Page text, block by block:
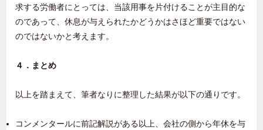
求する労働者にとっては、当該用事を片付けることが主目的な
のであって、休息が与えられたかどうかはさほど重要ではない
のではないかと考えます。
４．まとめ
以上を踏まえて、筆者なりに整理した結果が以下の通りです。
コンメンタールに前記解説がある以上、会社の側から年休を与